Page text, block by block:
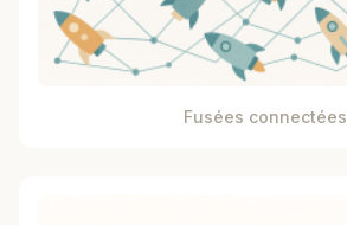
Fusées connectées